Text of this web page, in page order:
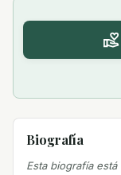
Biografía
Esta biografía